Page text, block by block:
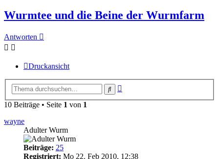
Wurmtee und die Beine der Wurmfarm
Antworten
Druckansicht
Suche
10 Beiträge • Seite 1 von 1
wayne
Adulter Wurm
Beiträge: 25
Registriert: Mo 22. Feb 2010, 12:38